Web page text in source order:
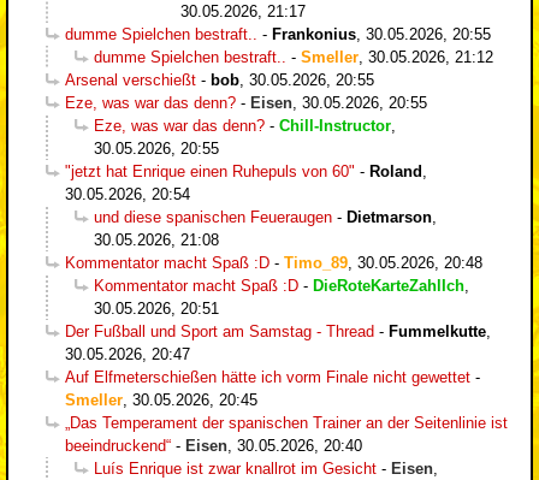
30.05.2026, 21:17
dumme Spielchen bestraft..
- Frankonius 30.05.2026, 20:55
dumme Spielchen bestraft..
- Smeller 30.05.2026, 21:12
Arsenal verschießt - bob 30.05.2026, 20:55
Eze, was war das denn? - Eisen 30.05.2026, 20:55
Eze, was war das denn? - Chill-Instructor
30.05.2026, 20:55
"jetzt hat Enrique einen Ruhepuls von 60" - Roland
30.05.2026, 20:54
und diese spanischen Feueraugen - Dietmarson
30.05.2026, 21:08
Kommentator macht Spaß :D - Timo_89 30.05.2026, 20:48
Kommentator macht Spaß :D - DieRoteKarteZahlIch
30.05.2026, 20:51
Der Fußball und Sport am Samstag - Thread - Fummelkutte
30.05.2026, 20:47
Auf Elfmeterschießen hätte ich vorm Finale nicht gewettet -
Smeller 30.05.2026, 20:45
„Das Temperament der spanischen Trainer an der Seitenlinie ist
beeindruckend“ - Eisen 30.05.2026, 20:40
Luís Enrique ist zwar knallrot im Gesicht - Eisen